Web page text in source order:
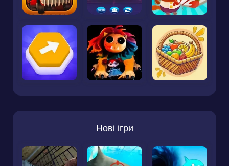
Нові ігри